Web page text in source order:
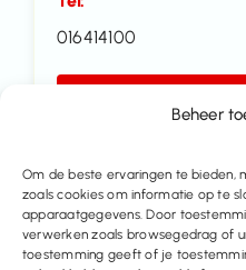
Beheer
Om de beste ervaringen te bieden,
zoals cookies om informatie op te
apparaatgegevens. Door
verwerken zoals browsegedrag of
toestemming geeft of je
016414100
Share